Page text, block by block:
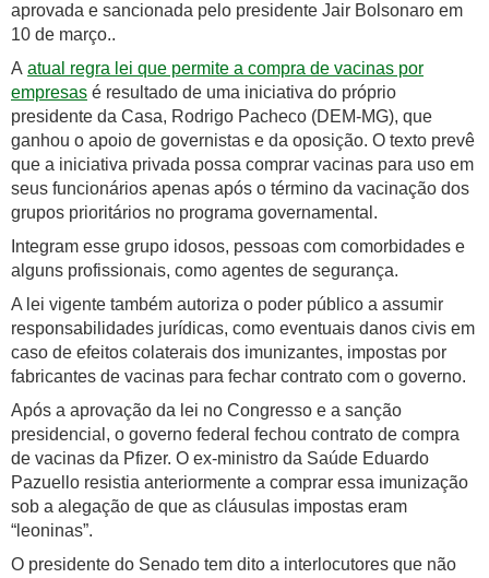
aprovada e sancionada pelo presidente Jair Bolsonaro em
10 de março..
A atual regra lei que permite a compra de vacinas por
empresas é resultado de uma iniciativa do próprio
presidente da Casa, Rodrigo Pacheco (DEM-MG), que
ganhou o apoio de governistas e da oposição. O texto prevê
que a iniciativa privada possa comprar vacinas para uso em
seus funcionários apenas após o término da vacinação dos
grupos prioritários no programa governamental.
Integram esse grupo idosos, pessoas com comorbidades e
alguns profissionais, como agentes de segurança.
A lei vigente também autoriza o poder público a assumir
responsabilidades jurídicas, como eventuais danos civis em
caso de efeitos colaterais dos imunizantes, impostas por
fabricantes de vacinas para fechar contrato com o governo.
Após a aprovação da lei no Congresso e a sanção
presidencial, o governo federal fechou contrato de compra
de vacinas da Pfizer. O ex-ministro da Saúde Eduardo
Pazuello resistia anteriormente a comprar essa imunização
sob a alegação de que as cláusulas impostas eram
“leoninas”.
O presidente do Senado tem dito a interlocutores que não